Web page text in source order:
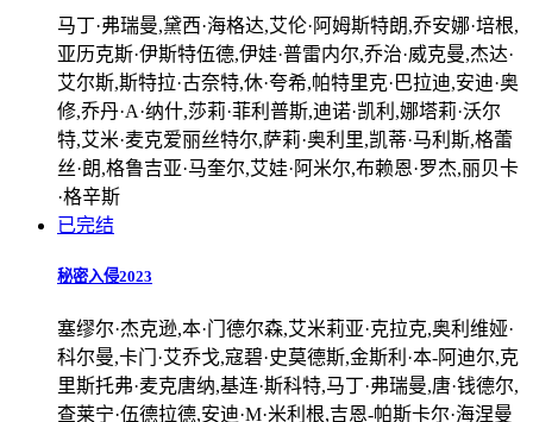
马丁·弗瑞曼,黛西·海格达,艾伦·阿姆斯特朗,乔安娜·培根,
亚历克斯·伊斯特伍德,伊娃·普雷内尔,乔治·威克曼,杰达·
艾尔斯,斯特拉·古奈特,休·夸希,帕特里克·巴拉迪,安迪·奥
修,乔丹·A·纳什,莎莉·菲利普斯,迪诺·凯利,娜塔莉·沃尔
特,艾米·麦克爱丽丝特尔,萨莉·奥利里,凯蒂·马利斯,格蕾
丝·朗,格鲁吉亚·马奎尔,艾娃·阿米尔,布赖恩·罗杰,丽贝卡
·格辛斯
已完结
秘密入侵2023
塞缪尔·杰克逊,本·门德尔森,艾米莉亚·克拉克,奥利维娅·
科尔曼,卡门·艾乔戈,寇碧·史莫德斯,金斯利·本-阿迪尔,克
里斯托弗·麦克唐纳,基连·斯科特,马丁·弗瑞曼,唐·钱德尔,
查莱宁·伍德拉德,安迪·M·米利根,吉恩-帕斯卡尔·海涅曼